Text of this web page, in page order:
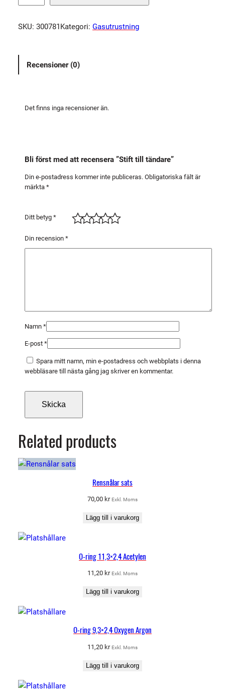
i
t
i
SKU: 300781 Kategori: Gasutrustning
Recensioner (0)
Det finns inga recensioner än.
Bli först med att recensera ”Stift till tändare”
Din e-postadress kommer inte publiceras. Obligatoriska fält är
märkta *
Ditt betyg *
Din recension *
Namn *
E-post *
Spara mitt namn, min e-postadress och webbplats i denna
webbläsare till nästa gång jag skriver en kommentar.
Related products
Rensnålar sats
70,00 kr Exkl. Moms
Lägg till i varukorg
O-ring 11,3×2,4 Acetylen
11,20 kr Exkl. Moms
Lägg till i varukorg
O-ring 9,3×2,4 Oxygen Argon
11,20 kr Exkl. Moms
Lägg till i varukorg